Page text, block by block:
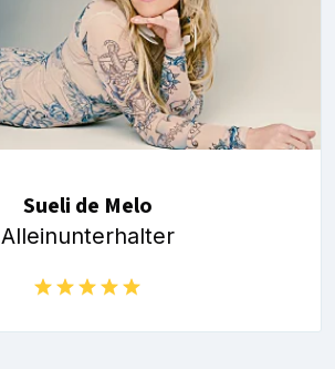
Sueli de Melo
Alleinunterhalter